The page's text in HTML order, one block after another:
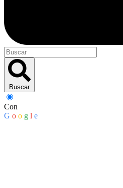
Buscar
Con
G o o g l e